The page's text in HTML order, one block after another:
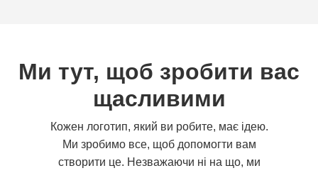
Ми тут, щоб зробити вас
щасливими
Кожен логотип, який ви робите, має ідею.
Ми зробимо все, щоб допомогти вам
створити це. Незважаючи ні на що, ми